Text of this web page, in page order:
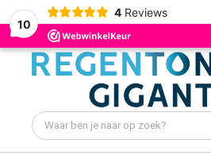
10
4 Reviews